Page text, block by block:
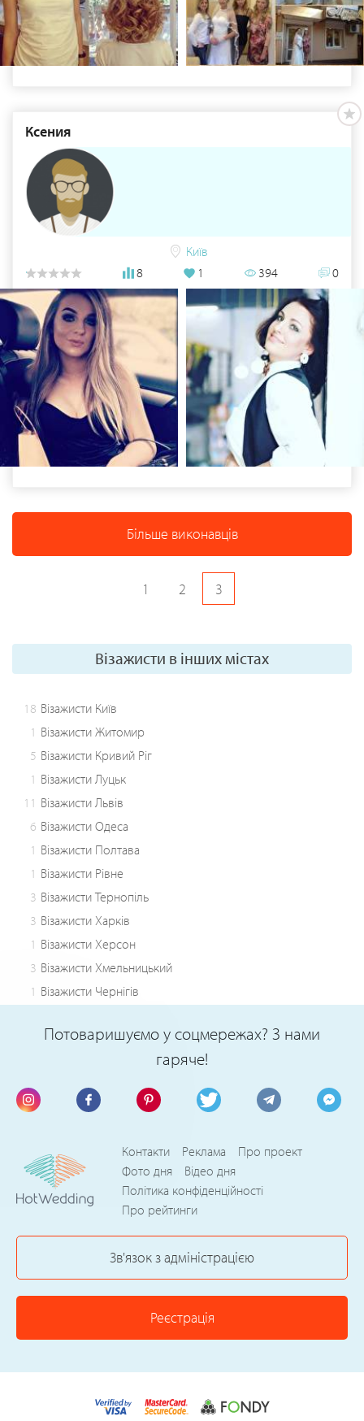
Ксения
Київ
8
1 394 0
Більше виконавців
1 2 3
Візажисти в інших містах
18 Візажисти Київ
1 Візажисти Житомир
5 Візажисти Кривий Ріг
1 Візажисти Луцьк
11 Візажисти Львів
6 Візажисти Одеса
1 Візажисти Полтава
1 Візажисти Рівне
3 Візажисти Тернопіль
3 Візажисти Харків
1 Візажисти Херсон
3 Візажисти Хмельницький
1 Візажисти Чернігів
Потоваришуємо у соцмережах? З нами
гаряче!
Контакти Реклама
Про проект
Фото дня
Відео дня
Політика конфіденційності
Про рейтинги
Зв'язок з адміністрацією
Реєстрація